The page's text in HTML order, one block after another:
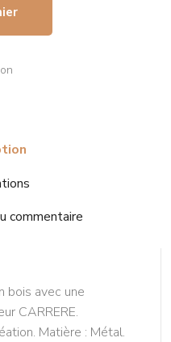
commentaire
bois avec une
CARRERE.
Matière : Métal.